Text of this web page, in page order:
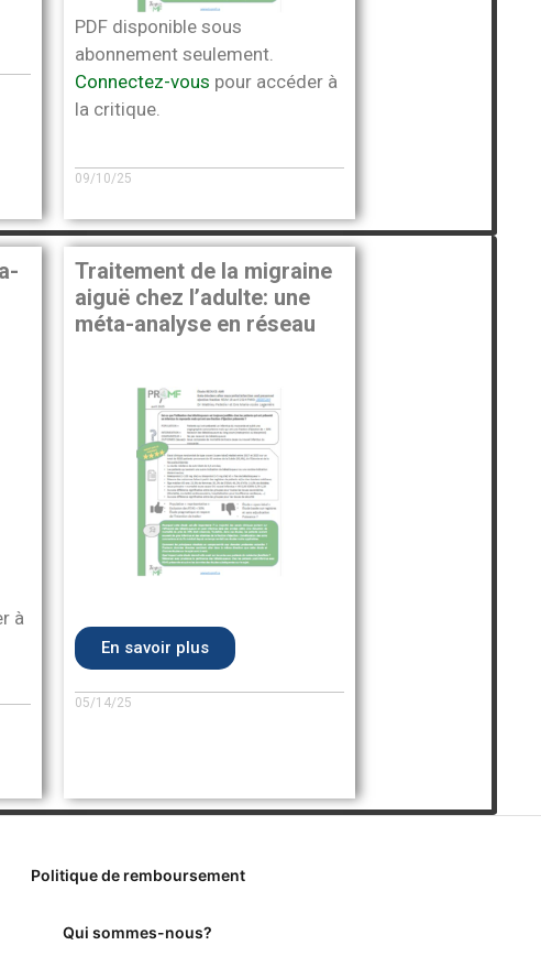
PDF disponible sous
abonnement seulement.
Connectez-vous pour accéder à
la critique.
09/10/25
à
Traitement de la migraine
aiguë chez l’adulte: une
méta-analyse en réseau
En savoir plus
05/14/25
Politique de remboursement
Qui sommes-nous?